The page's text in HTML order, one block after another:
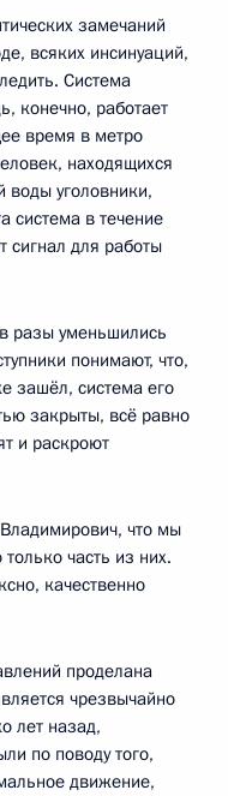
замечаний
всяких инсинуаций,
Система
конечно, работает
время в метро
находящихся
воды уголовники,
система в течение
сигнал для работы
разы уменьшились
понимают, что,
зашёл, система его
закрыты, всё равно
и раскроют
что мы
часть из них.
качественно
проделана
чрезвычайно
лет назад,
по поводу того,
движение,